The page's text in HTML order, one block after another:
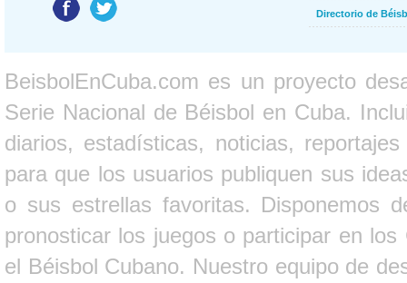
Directorio de
BeisbolEnCuba.com es un proyecto
Serie Nacional de Béisbol en Cuba.
diarios, estadísticas, noticias,
para que los usuarios publiquen sus
o sus estrellas favoritas. Disponemos
pronosticar los juegos o participar en
el Béisbol Cubano. Nuestro equipo de